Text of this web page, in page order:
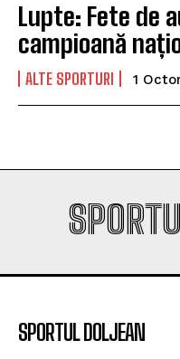
Lupte: Fete de
campioană
ALTE SPORTURI 1
SPORTUL DOLJEAN